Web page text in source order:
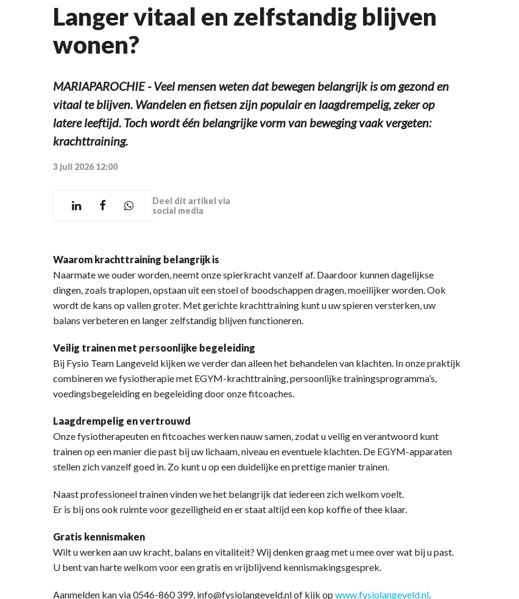
Langer vitaal en zelfstandig blijven
wonen?
MARIAPAROCHIE - Veel mensen weten dat bewegen belangrijk is om gezond en
vitaal te blijven. Wandelen en fietsen zijn populair en laagdrempelig, zeker op
latere leeftijd. Toch wordt één belangrijke vorm van beweging vaak vergeten:
krachttraining.
3 juli 2026 12:00
Deel dit artikel via
social media
Waarom krachttraining belangrijk is
Naarmate we ouder worden, neemt onze spierkracht vanzelf af. Daardoor kunnen dagelijkse
dingen, zoals traplopen, opstaan uit een stoel of boodschappen dragen, moeilijker worden. Ook
wordt de kans op vallen groter. Met gerichte krachttraining kunt u uw spieren versterken, uw
balans verbeteren en langer zelfstandig blijven functioneren.
Veilig trainen met persoonlijke begeleiding
Bij Fysio Team Langeveld kijken we verder dan alleen het behandelen van klachten. In onze praktijk
combineren we fysiotherapie met EGYM-krachttraining, persoonlijke trainingsprogramma’s,
voedingsbegeleiding en begeleiding door onze fitcoaches.
Laagdrempelig en vertrouwd
Onze fysiotherapeuten en fitcoaches werken nauw samen, zodat u veilig en verantwoord kunt
trainen op een manier die past bij uw lichaam, niveau en eventuele klachten. De EGYM-apparaten
stellen zich vanzelf goed in. Zo kunt u op een duidelijke en prettige manier trainen.
Naast professioneel trainen vinden we het belangrijk dat iedereen zich welkom voelt.
Er is bij ons ook ruimte voor gezelligheid en er staat altijd een kop koffie of thee klaar.
Gratis kennismaken
Wilt u werken aan uw kracht, balans en vitaliteit? Wij denken graag met u mee over wat bij u past.
U bent van harte welkom voor een gratis en vrijblijvend kennismakingsgesprek.
Aanmelden kan via 0546-860 399, info@fysiolangeveld.nl of kijk op www.fysiolangeveld.nl.